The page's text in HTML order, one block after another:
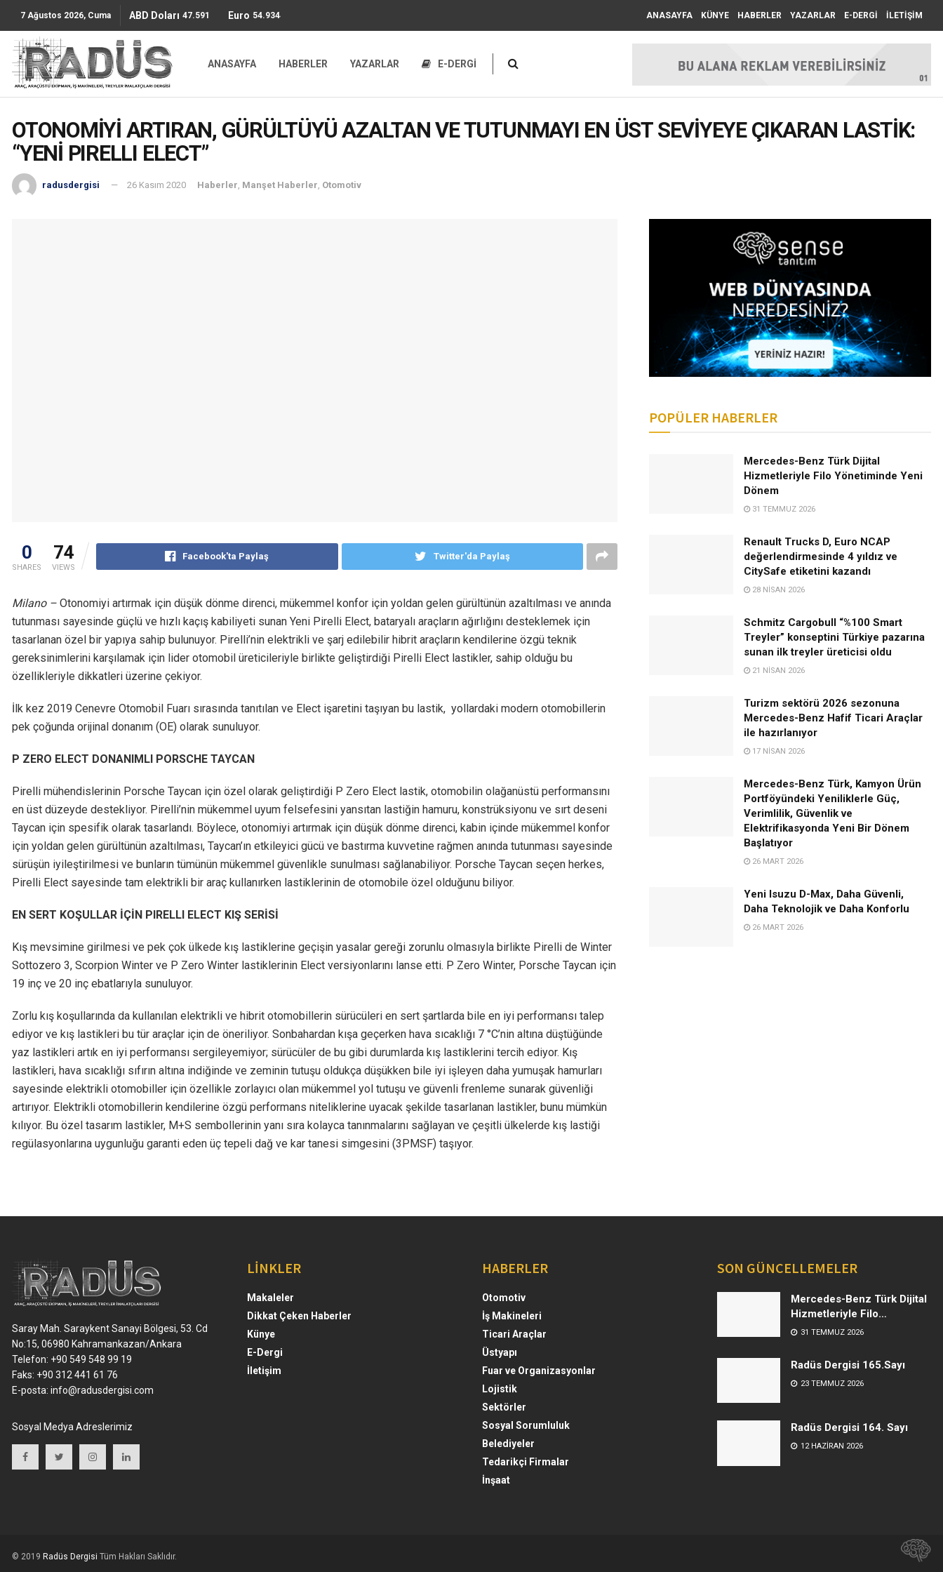
7 Ağustos 2026, Cuma ABD Doları 47.5911 Euro 54.9344 ANASAYFA KÜNYE HABERLER YAZARLAR E-DERGİ İLETİŞİM
ANASAYFA HABERLER YAZARLAR E-DERGİ
OTONOMİYİ ARTIRAN, GÜRÜLTÜYÜ AZALTAN VE TUTUNMAYI EN ÜST SEVİYEYE ÇIKARAN LASTİK:
“YENİ PIRELLI ELECT”
radusdergisi 26 Kasım 2020 Haberler, Manşet Haberler, Otomotiv
0
SHARES
74
VIEWS
Facebook'ta Paylaş Twitter'da Paylaş
Milano – Otonomiyi artırmak için düşük dönme direnci, mükemmel konfor için yoldan gelen gürültünün azaltılması ve anında
tutunması sayesinde güçlü ve hızlı kaçış kabiliyeti sunan Yeni Pirelli Elect, bataryalı araçların ağırlığını desteklemek için
tasarlanan özel bir yapıya sahip bulunuyor. Pirelli’nin elektrikli ve şarj edilebilir hibrit araçların kendilerine özgü teknik
gereksinimlerini karşılamak için lider otomobil üreticileriyle birlikte geliştirdiği Pirelli Elect lastikler, sahip olduğu bu
özellikleriyle dikkatleri üzerine çekiyor.
İlk kez 2019 Cenevre Otomobil Fuarı sırasında tanıtılan ve Elect işaretini taşıyan bu lastik, yollardaki modern otomobillerin
pek çoğunda orijinal donanım (OE) olarak sunuluyor.
P ZERO ELECT DONANIMLI PORSCHE TAYCAN
Pirelli mühendislerinin Porsche Taycan için özel olarak geliştirdiği P Zero Elect lastik, otomobilin olağanüstü performansını
en üst düzeyde destekliyor. Pirelli’nin mükemmel uyum felsefesini yansıtan lastiğin hamuru, konstrüksiyonu ve sırt deseni
Taycan için spesifik olarak tasarlandı. Böylece, otonomiyi artırmak için düşük dönme direnci, kabin içinde mükemmel konfor
için yoldan gelen gürültünün azaltılması, Taycan’ın etkileyici gücü ve bastırma kuvvetine rağmen anında tutunması sayesinde
sürüşün iyileştirilmesi ve bunların tümünün mükemmel güvenlikle sunulması sağlanabiliyor. Porsche Taycan seçen herkes,
Pirelli Elect sayesinde tam elektrikli bir araç kullanırken lastiklerinin de otomobile özel olduğunu biliyor.
EN SERT KOŞULLAR İÇİN PIRELLI ELECT KIŞ SERİSİ
Kış mevsimine girilmesi ve pek çok ülkede kış lastiklerine geçişin yasalar gereği zorunlu olmasıyla birlikte Pirelli de Winter
Sottozero 3, Scorpion Winter ve P Zero Winter lastiklerinin Elect versiyonlarını lanse etti. P Zero Winter, Porsche Taycan için
19 inç ve 20 inç ebatlarıyla sunuluyor.
Zorlu kış koşullarında da kullanılan elektrikli ve hibrit otomobillerin sürücüleri en sert şartlarda bile en iyi performansı talep
ediyor ve kış lastikleri bu tür araçlar için de öneriliyor. Sonbahardan kışa geçerken hava sıcaklığı 7 °C’nin altına düştüğünde
yaz lastikleri artık en iyi performansı sergileyemiyor; sürücüler de bu gibi durumlarda kış lastiklerini tercih ediyor. Kış
lastikleri, hava sıcaklığı sıfırın altına indiğinde ve zeminin tutuşu oldukça düşükken bile iyi işleyen daha yumuşak hamurları
sayesinde elektrikli otomobiller için özellikle zorlayıcı olan mükemmel yol tutuşu ve güvenli frenleme sunarak güvenliği
artırıyor. Elektrikli otomobillerin kendilerine özgü performans niteliklerine uyacak şekilde tasarlanan lastikler, bunu mümkün
kılıyor. Bu özel tasarım lastikler, M+S sembollerinin yanı sıra kolayca tanınmalarını sağlayan ve çeşitli ülkelerde kış lastiği
regülasyonlarına uygunluğu garanti eden üç tepeli dağ ve kar tanesi simgesini (3PMSF) taşıyor.
POPÜLER HABERLER
Mercedes-Benz Türk Dijital
Hizmetleriyle Filo Yönetiminde Yeni
Dönem
31 TEMMUZ 2026
Renault Trucks D, Euro NCAP
değerlendirmesinde 4 yıldız ve
CitySafe etiketini kazandı
28 NISAN 2026
Schmitz Cargobull “%100 Smart
Treyler” konseptini Türkiye pazarına
sunan ilk treyler üreticisi oldu
21 NISAN 2026
Turizm sektörü 2026 sezonuna
Mercedes-Benz Hafif Ticari Araçlar
ile hazırlanıyor
17 NISAN 2026
Mercedes-Benz Türk, Kamyon Ürün
Portföyündeki Yeniliklerle Güç,
Verimlilik, Güvenlik ve
Elektrifikasyonda Yeni Bir Dönem
Başlatıyor
26 MART 2026
Yeni Isuzu D-Max, Daha Güvenli,
Daha Teknolojik ve Daha Konforlu
26 MART 2026
Saray Mah. Saraykent Sanayi Bölgesi, 53. Cd
No:15, 06980 Kahramankazan/Ankara
Telefon: +90 549 548 99 19
Faks: +90 312 441 61 76
E-posta: info@radusdergisi.com
Sosyal Medya Adreslerimiz
LİNKLER
Makaleler
Dikkat Çeken Haberler
Künye
E-Dergi
İletişim
HABERLER
Otomotiv
İş Makineleri
Ticari Araçlar
Üstyapı
Fuar ve Organizasyonlar
Lojistik
Sektörler
Sosyal Sorumluluk
Belediyeler
Tedarikçi Firmalar
İnşaat
SON GÜNCELLEMELER
Mercedes-Benz Türk Dijital
Hizmetleriyle Filo
Yönetiminde Yeni Dönem
31 TEMMUZ 2026
Radüs Dergisi 165.Sayı
23 TEMMUZ 2026
Radüs Dergisi 164. Sayı
12 HAZIRAN 2026
© 2019 Radüs Dergisi Tüm Hakları Saklıdır.